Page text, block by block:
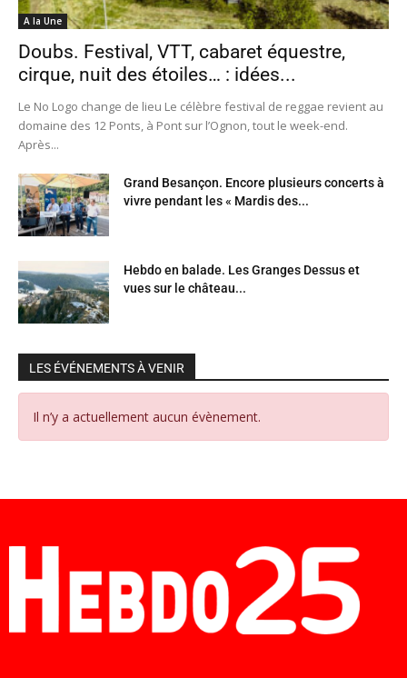
A la Une
Doubs. Festival, VTT, cabaret équestre,
cirque, nuit des étoiles… : idées...
Le No Logo change de lieu Le célèbre festival de reggae revient au
domaine des 12 Ponts, à Pont sur l’Ognon, tout le week-end.
Après...
Grand Besançon. Encore plusieurs concerts à
vivre pendant les « Mardis des...
Hebdo en balade. Les Granges Dessus et
vues sur le château...
LES ÉVÉNEMENTS À VENIR
Il n’y a actuellement aucun évènement.